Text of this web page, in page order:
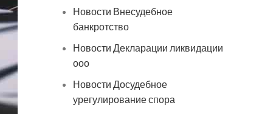
Новости Внесудебное
банкротство
Новости Декларации ликвидации
ооо
Новости Досудебное
урегулирование спора